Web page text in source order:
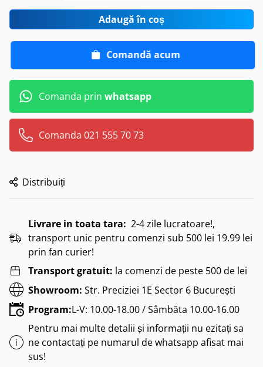
Adaugă în coș
Comandă acum
Comanda prin whatsapp
Comanda 021 555 70 73
Distribuiți
Livrare in toata tara: 2-4 zile lucratoare!,
transport unic pentru comenzi sub 500 lei 19.99 lei
prin fan curier!
Transport gratuit: la comenzi de peste 500 de lei
Showroom: Str. Preciziei 1E Sector 6 București
Program:L-V: 10.00-18.00 / Sâmbăta 10.00-16.00
Pentru mai multe detalii și informații nu ezitați sa
ne contactați pe numarul de whatsapp afisat mai
sus!